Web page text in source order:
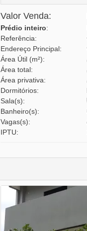
Valor Venda:
Prédio inteiro:
Referência:
Endereço Principal:
Área Útil (m²):
Área total:
Área privativa:
Dormitórios:
Sala(s):
Banheiro(s):
Vagas(s):
IPTU: